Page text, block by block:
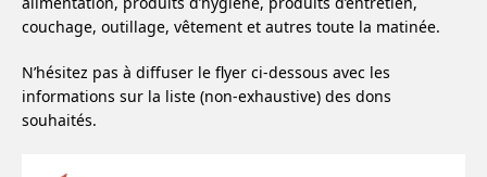
couchage, outillage, vêtement et autres toute la matinée.
N’hésitez pas à diffuser le flyer ci-dessous avec les
informations sur la liste (non-exhaustive) des dons
souhaités.